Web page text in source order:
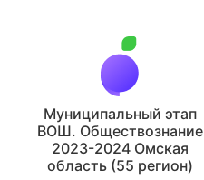
Муниципальный этап
ВОШ. Обществознание
2023-2024 Омская
область (55 регион)